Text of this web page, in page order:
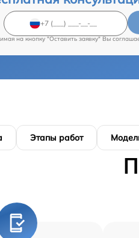
на кнопку "Оставить заявку" Вы
Этапы работ